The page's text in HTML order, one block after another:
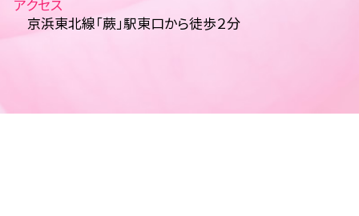
アクセス
京浜東北線「蕨」駅東口から徒歩２分